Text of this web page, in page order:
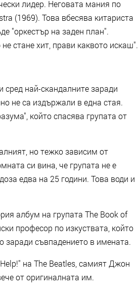
лидер. Неговата мания по
(1969). Това вбесява китариста
"оркестър на заден план".
стане хит, прави каквото искаш".
най-скандалните заради
не са издържали в една стая.
който спасява групата от
но тежко зависим от
си вина, че групата не е
едва на 25 години. Това води и
албум на групата The Book of
професор по изкуствата, който
заради съвпадението в имената.
на The Beatles, самият Джон
от оригиналната им.